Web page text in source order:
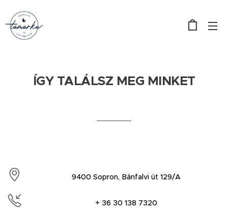
ÍGY TALÁLSZ MEG MINKET
9400 Sopron, Bánfalvi út 129/A
+ 36 30 138 7320